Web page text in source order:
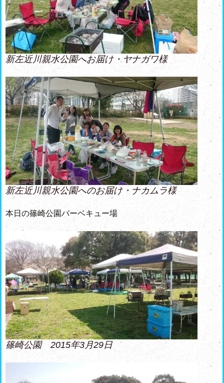
新左近川親水公園へお届け・ヤナガワ様
新左近川親水公園へのお届け・ナカムラ様
本日の篠崎公園バーベキュー場
篠崎公園 2015年3月29日